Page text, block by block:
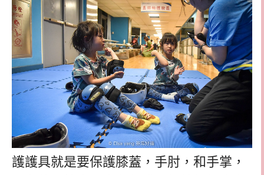
護護具就是要保護膝蓋，手肘，和手掌，